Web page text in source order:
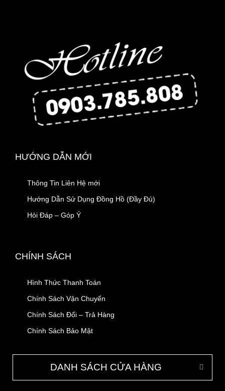
HƯỚNG DẪN MỚI
Thông Tin Liên Hệ mới
Hướng Dẫn Sử Dụng Đồng Hồ (Đầy Đủ)
Hỏi Đáp – Góp Ý
CHÍNH SÁCH
Hình Thức Thanh Toán
Chính Sách Vận Chuyển
Chính Sách Đổi – Trả Hàng
Chính Sách Bảo Mật
DANH SÁCH CỬA HÀNG